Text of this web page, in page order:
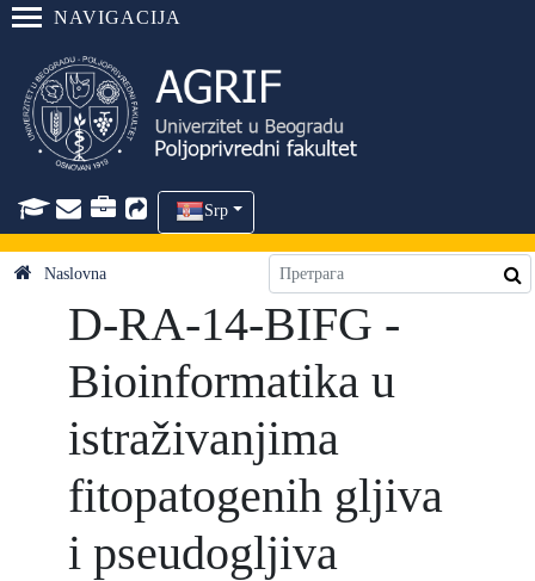
NAVIGACIJA
Srp
Naslovna
D-RA-14-BIFG -
Bioinformatika u
istraživanjima
fitopatogenih gljiva
i pseudogljiva